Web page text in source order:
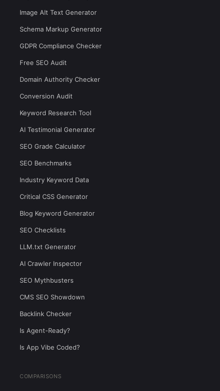
Image Alt Text Generator
Schema Markup Generator
GDPR Compliance Checker
Free SEO Audit
Domain Authority Checker
Conversion Audit
Keyword Research Tool
AI Testimonial Generator
SEO Grade Calculator
SEO Benchmarks
Industry Keyword Data
Critical CSS Generator
Blog Keyword Generator
SEO Checklists
LLM.txt Generator
AI Crawler Inspector
SEO Mythbusters
CMS SEO Showdown
Backlink Checker
Is Agent-Ready?
Is App Vibe Coded?
COMPARISONS